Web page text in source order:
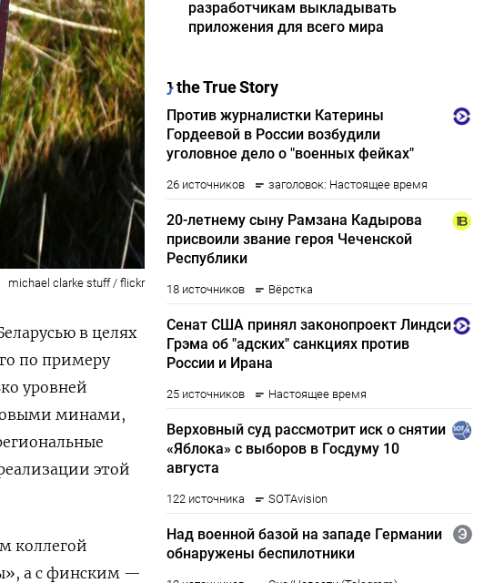
michael clarke stuff / flickr
в целях
по примеру
уровней
минами,
этой
коллегой
а с финским —
разработчикам выкладывать
приложения для всего мира